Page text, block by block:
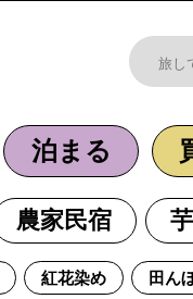
泊まる
農家民宿
紅花染め 田ん